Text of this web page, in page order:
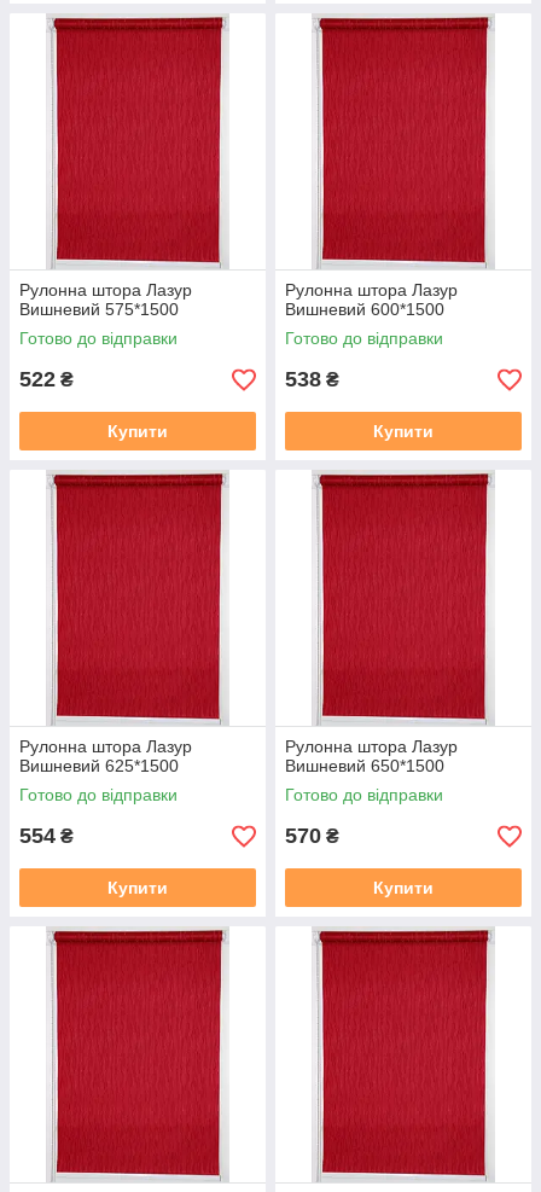
Рулонна штора Лазур
Вишневий 575*1500
Готово до відправки
522 ₴
Купити
Рулонна штора Лазур
Вишневий 600*1500
Готово до відправки
538 ₴
Купити
Рулонна штора Лазур
Вишневий 625*1500
Готово до відправки
554 ₴
Купити
Рулонна штора Лазур
Вишневий 650*1500
Готово до відправки
570 ₴
Купити